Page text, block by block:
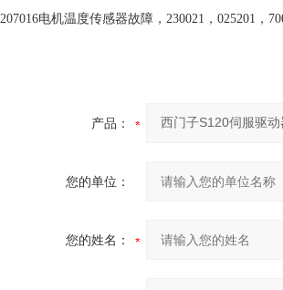
207016电机温度传感器故障，230021，025201，
产品：
您的单位：
您的姓名：